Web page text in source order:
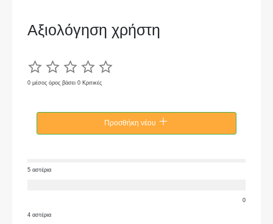
Αξιολόγηση χρήστη
0 μέσος όρος βάσει 0 Κριτικές
Προσθήκη νέου
5 αστέρια
0
4 αστέρια